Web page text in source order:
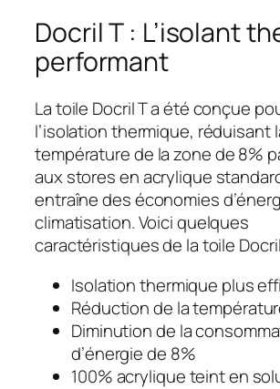
Docril T : L’isolant
performant
La toile Docril T a été conçue
l’isolation thermique, réduisant
température de la zone de 8%
aux stores en acrylique
entraîne des économies
climatisation. Voici quelques
caractéristiques de la toile
Isolation thermique plus
Réduction de la
Diminution de la
d’énergie de 8%
100% acrylique teint en